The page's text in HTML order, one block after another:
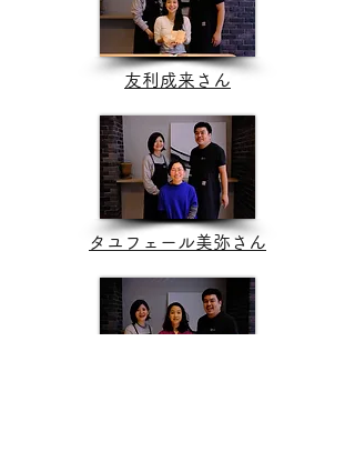
友利成来さん
タユフェール美弥さん